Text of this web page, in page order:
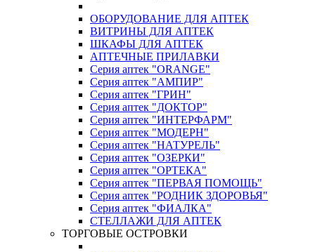
ОБОРУДОВАНИЕ ДЛЯ АПТЕК
ВИТРИНЫ ДЛЯ АПТЕК
ШКАФЫ ДЛЯ АПТЕК
АПТЕЧНЫЕ ПРИЛАВКИ
Серия аптек "ORANGE"
Серия аптек "АМПИР"
Серия аптек "ГРИН"
Серия аптек "ДОКТОР"
Серия аптек "ИНТЕРФАРМ"
Серия аптек "МОДЕРН"
Серия аптек "НАТУРЕЛЬ"
Серия аптек "ОЗЕРКИ"
Серия аптек "ОРТЕКА"
Серия аптек "ПЕРВАЯ ПОМОЩЬ"
Серия аптек "РОДНИК ЗДОРОВЬЯ"
Серия аптек "ФИАЛКА"
СТЕЛЛАЖИ ДЛЯ АПТЕК
ТОРГОВЫЕ ОСТРОВКИ